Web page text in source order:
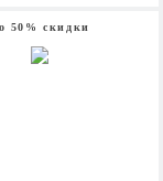
50% скидки